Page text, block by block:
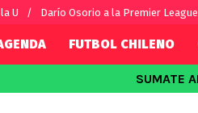
U Darío Osorio a la Premier League
FUTBOL CHILENO
SUMATE